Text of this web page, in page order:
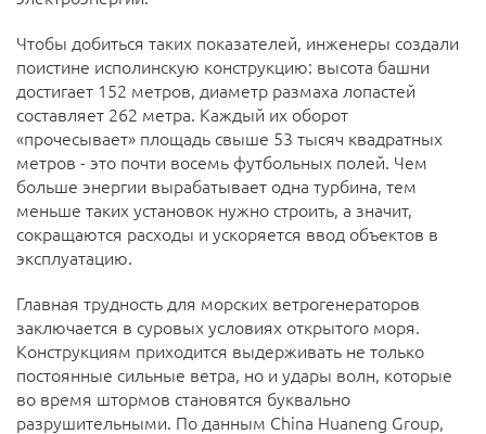
Чтобы добиться таких показателей, инженеры создали
поистине исполинскую конструкцию: высота башни
достигает 152 метров, диаметр размаха лопастей
составляет 262 метра. Каждый их оборот
«прочесывает» площадь свыше 53 тысяч квадратных
метров - это почти восемь футбольных полей. Чем
больше энергии вырабатывает одна турбина, тем
меньше таких установок нужно строить, а значит,
сокращаются расходы и ускоряется ввод объектов в
эксплуатацию.
Главная трудность для морских ветрогенераторов
заключается в суровых условиях открытого моря.
Конструкциям приходится выдерживать не только
постоянные сильные ветра, но и удары волн, которые
во время штормов становятся буквально
разрушительными. По данным China Huaneng Group,